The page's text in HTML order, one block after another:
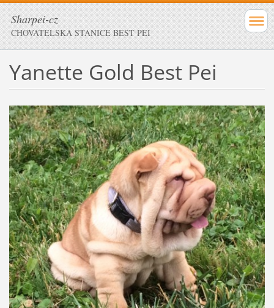
Sharpei-cz
CHOVATELSKÁ STANICE BEST PEI
Yanette Gold Best Pei